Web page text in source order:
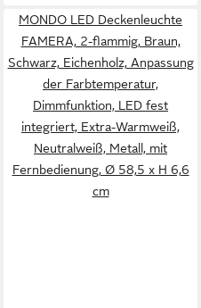
MONDO LED Deckenleuchte
FAMERA, 2-flammig, Braun,
Schwarz, Eichenholz, Anpassung
der Farbtemperatur,
Dimmfunktion, LED fest
integriert, Extra-Warmweiß,
Neutralweiß, Metall, mit
Fernbedienung, Ø 58,5 x H 6,6
cm